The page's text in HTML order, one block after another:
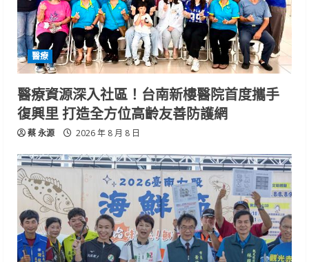
醫療
醫療資源深入社區！台南新樓醫院首度攜手
復興里 打造全方位高齡友善防護網
蔡 永源 2026 年 8 月 8 日